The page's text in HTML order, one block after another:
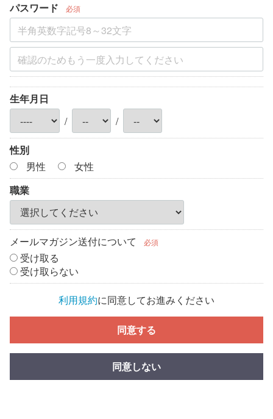
パスワード 必須
生年月日
/
/
性別
男性
女性
職業
メールマガジン送付について 必須
受け取る
受け取らない
利用規約に同意してお進みください
同意する
同意しない